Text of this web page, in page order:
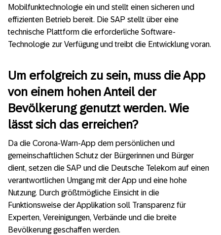
Mobilfunktechnologie ein und stellt einen sicheren und
effizienten Betrieb bereit. Die SAP stellt über eine
technische Plattform die erforderliche Software-
Technologie zur Verfügung und treibt die Entwicklung voran.
Um erfolgreich zu sein, muss die App
von einem hohen Anteil der
Bevölkerung genutzt werden. Wie
lässt sich das erreichen?
Da die Corona-Warn-App dem persönlichen und
gemeinschaftlichen Schutz der Bürgerinnen und Bürger
dient, setzen die SAP und die Deutsche Telekom auf einen
verantwortlichen Umgang mit der App und eine hohe
Nutzung. Durch größtmögliche Einsicht in die
Funktionsweise der Applikation soll Transparenz für
Experten, Vereinigungen, Verbände und die breite
Bevölkerung geschaffen werden.